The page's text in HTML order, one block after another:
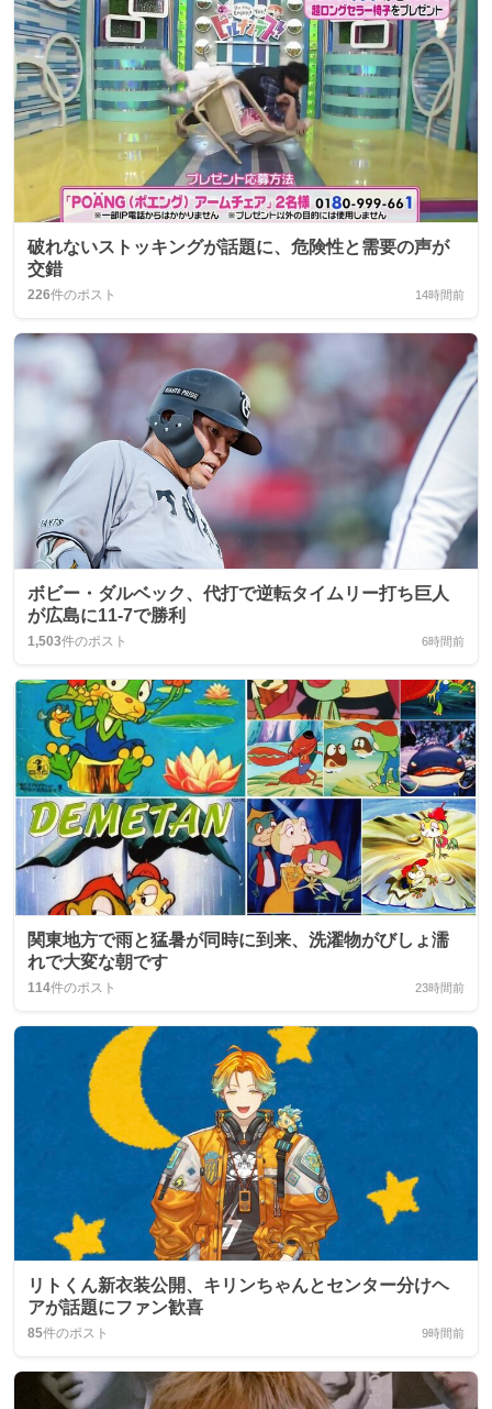
破れないストッキングが話題に、危険性と需要の声が
交錯
226件のポスト 14時間前
ボビー・ダルベック、代打で逆転タイムリー打ち巨人
が広島に11-7で勝利
1,503件のポスト 6時間前
関東地方で雨と猛暑が同時に到来、洗濯物がびしょ濡
れで大変な朝です
114件のポスト 23時間前
リトくん新衣装公開、キリンちゃんとセンター分けヘ
アが話題にファン歓喜
85件のポスト 9時間前